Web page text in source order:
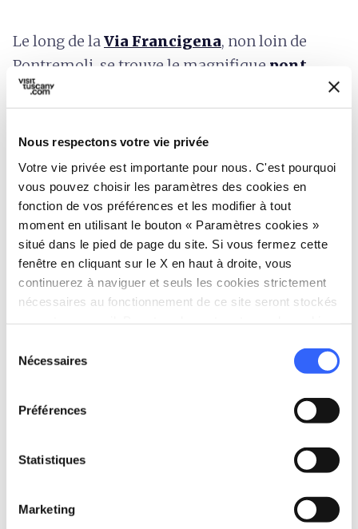
Nous respectons votre vie privée
Votre vie privée est importante pour nous. C'est pourquoi
vous pouvez choisir les paramètres des cookies en
fonction de vos préférences et les modifier à tout
moment en utilisant le bouton « Paramètres cookies »
situé dans le pied de page du site. Si vous fermez cette
fenêtre en cliquant sur le X en haut à droite, vous
continuerez à naviguer et seuls les cookies strictement
nécessaires au fonctionnement de ce site seront stockés
Nécessaires
Préférences
Statistiques
Marketing
Le long de laVia Francigena, non loin de
Pontremoli, se trouve le magnifique pont
roman de Groppodalosio
entouré des châtaigneraies de la « Valle
Oscura ». Le pont, avec son arc de 16 mètres,
traverse larivière Magraet relie
Groppodalosio à Casalina. Pour y accéder,
depuis Casalina, il suffit d’emprunter un
sentier balisé d’environ cinq minutes à pied.
directions Comment y arriver
Potremoli, SP42, 54027 Pontremoli MS, Italia
5. Ponte Vecchio